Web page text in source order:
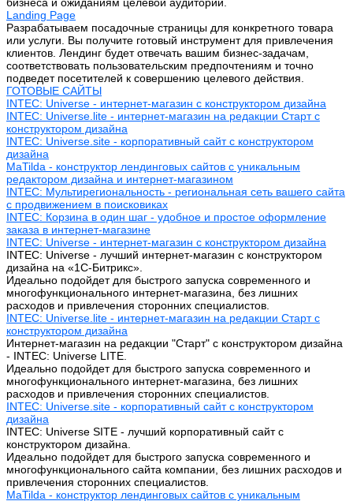
Landing Page
Разрабатываем посадочные страницы для конкретного товара
или услуги. Вы получите готовый инструмент для привлечения
клиентов. Лендинг будет отвечать вашим бизнес-задачам,
соответствовать пользовательским предпочтениям и точно
подведет посетителей к совершению целевого действия.
ГОТОВЫЕ САЙТЫ
INTEC: Universe - интернет-магазин с конструктором дизайна
INTEC: Universe.lite - интернет-магазин на редакции Старт с
конструктором дизайна
INTEC: Universe.site - корпоративный сайт с конструктором
дизайна
MaTilda - конструктор лендинговых сайтов с уникальным
редактором дизайна и интернет-магазином
INTEC: Мультирегиональность - региональная сеть вашего сайта
с продвижением в поисковиках
INTEC: Корзина в один шаг - удобное и простое оформление
заказа в интернет-магазине
INTEC: Universe - интернет-магазин с конструктором дизайна
INTEC: Universe - лучший интернет-магазин с конструктором
дизайна на «1C-Битрикс».
Идеально подойдет для быстрого запуска современного и
многофункционального интернет-магазина, без лишних
расходов и привлечения сторонних специалистов.
INTEC: Universe.lite - интернет-магазин на редакции Старт с
конструктором дизайна
Интернет-магазин на редакции "Старт" с конструктором дизайна
- INTEC: Universe LITE.
Идеально подойдет для быстрого запуска современного и
многофункционального интернет-магазина, без лишних
расходов и привлечения сторонних специалистов.
INTEC: Universe.site - корпоративный сайт с конструктором
дизайна
INTEC: Universe SITE - лучший корпоративный сайт с
конструктором дизайна.
Идеально подойдет для быстрого запуска современного и
многофункционального сайта компании, без лишних расходов и
привлечения сторонних специалистов.
MaTilda - конструктор лендинговых сайтов с уникальным